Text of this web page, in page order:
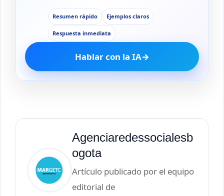
Resumen rápido Ejemplos claros
Respuesta inmediata
Hablar con la IA→
Agenciaredessocialesb
ogota
Artículo publicado por el equipo
editorial de